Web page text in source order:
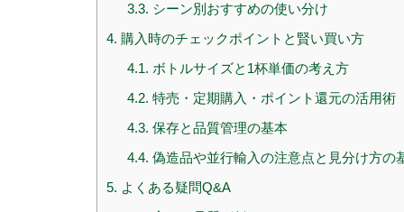
3.3. シーン別おすすめの使い分け
4. 購入時のチェックポイントと賢い買い方
4.1. ボトルサイズと1杯単価の考え方
4.2. 特売・定期購入・ポイント還元の活用術
4.3. 保存と品質管理の基本
4.4. 偽造品や並行輸入の注意点と見分け方の
5. よくある疑問Q&A